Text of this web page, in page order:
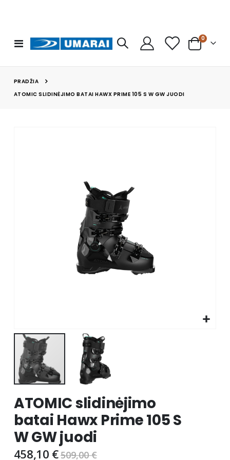
Toggle
Nav
Cart
0prekės
PRADŽIA
ATOMIC SLIDINĖJIMO BATAI HAWX PRIME 105 S W GW JUODI
to
the
beginning
of
the
images
ATOMIC slidinėjimo
batai Hawx Prime 105 S
W GW juodi
458,10 €509,00 €